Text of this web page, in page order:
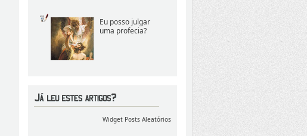
Eu posso julgar
uma profecia?
Widget Posts Aleatórios